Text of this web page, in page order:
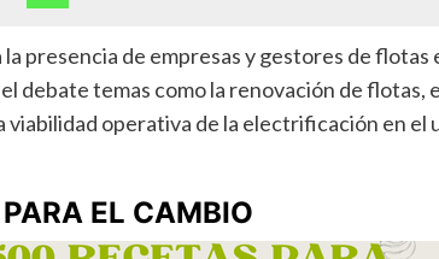
presencia de empresas y gestores de
debate temas como la renovación de flotas,
operativa de la electrificación en el
EL CAMBIO